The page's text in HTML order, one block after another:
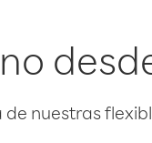
nuestras